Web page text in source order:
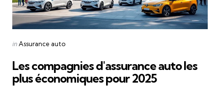
Posted
inAssurance auto
Les compagnies d'assurance auto les
plus économiques pour 2025